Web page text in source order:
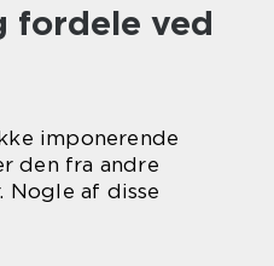
fordele ved
imponerende
den fra andre
Nogle af disse